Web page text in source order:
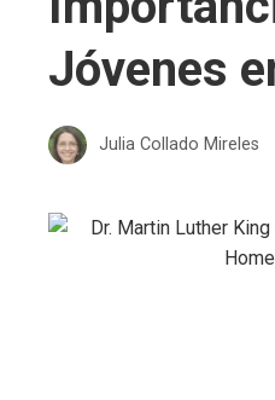
Jóvenes
Julia Collado Mireles